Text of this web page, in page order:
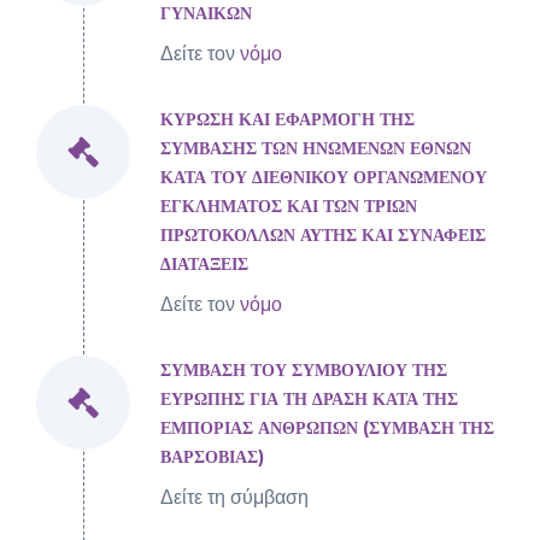
ΓΥΝΑΙΚΩΝ
Δείτε τον νόμο
ΚΥΡΩΣΗ ΚΑΙ ΕΦΑΡΜΟΓΗ ΤΗΣ
ΣΥΜΒΑΣΗΣ ΤΩΝ ΗΝΩΜΕΝΩΝ ΕΘΝΩΝ
ΚΑΤΑ ΤΟΥ ΔΙΕΘΝΙΚΟΥ ΟΡΓΑΝΩΜΕΝΟΥ
ΕΓΚΛΗΜΑΤΟΣ ΚΑΙ ΤΩΝ ΤΡΙΩΝ
ΠΡΩΤΟΚΟΛΛΩΝ ΑΥΤΗΣ ΚΑΙ ΣΥΝΑΦΕΙΣ
ΔΙΑΤΑΞΕΙΣ
Δείτε τον νόμο
ΣΥΜΒΑΣΗ ΤΟΥ ΣΥΜΒΟΥΛΙΟΥ ΤΗΣ
ΕΥΡΩΠΗΣ ΓΙΑ ΤΗ ΔΡΑΣΗ ΚΑΤΑ ΤΗΣ
ΕΜΠΟΡΙΑΣ ΑΝΘΡΩΠΩΝ (ΣΥΜΒΑΣΗ ΤΗΣ
ΒΑΡΣΟΒΙΑΣ)
Δείτε τη σύμβαση